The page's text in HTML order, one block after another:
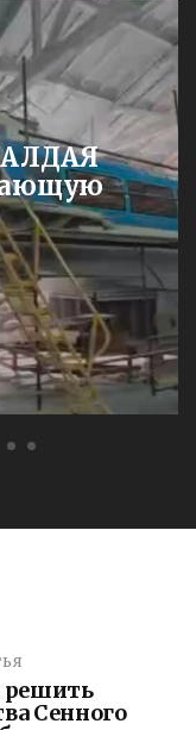
решить
Сенного